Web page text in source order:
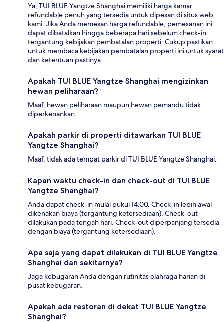
Ya, TUI BLUE Yangtze Shanghai memiliki harga kamar
refundable penuh yang tersedia untuk dipesan di situs web
kami. Jika Anda memesan harga refundable, pemesanan ini
dapat dibatalkan hingga beberapa hari sebelum check-in
tergantung kebijakan pembatalan properti. Cukup pastikan
untuk membaca kebijakan pembatalan properti ini untuk syarat
dan ketentuan pastinya.
Apakah TUI BLUE Yangtze Shanghai mengizinkan
hewan peliharaan?
Maaf, hewan peliharaan maupun hewan pemandu tidak
diperkenankan.
Apakah parkir di properti ditawarkan TUI BLUE
Yangtze Shanghai?
Maaf, tidak ada tempat parkir di TUI BLUE Yangtze Shanghai.
Kapan waktu check-in dan check-out di TUI BLUE
Yangtze Shanghai?
Anda dapat check-in mulai pukul 14.00. Check-in lebih awal
dikenakan biaya (tergantung ketersediaan). Check-out
dilakukan pada tengah hari. Check-out diperpanjang tersedia
dengan biaya (tergantung ketersediaan).
Apa saja yang dapat dilakukan di TUI BLUE Yangtze
Shanghai dan sekitarnya?
Jaga kebugaran Anda dengan rutinitas olahraga harian di
pusat kebugaran.
Apakah ada restoran di dekat TUI BLUE Yangtze
Shanghai?